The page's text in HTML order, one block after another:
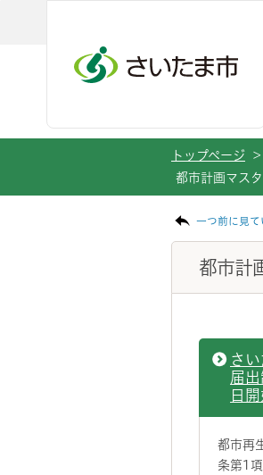
トップページ >
都市計画マス
一つ前に見て
都市計
さ
届
日開
都市再
条第1